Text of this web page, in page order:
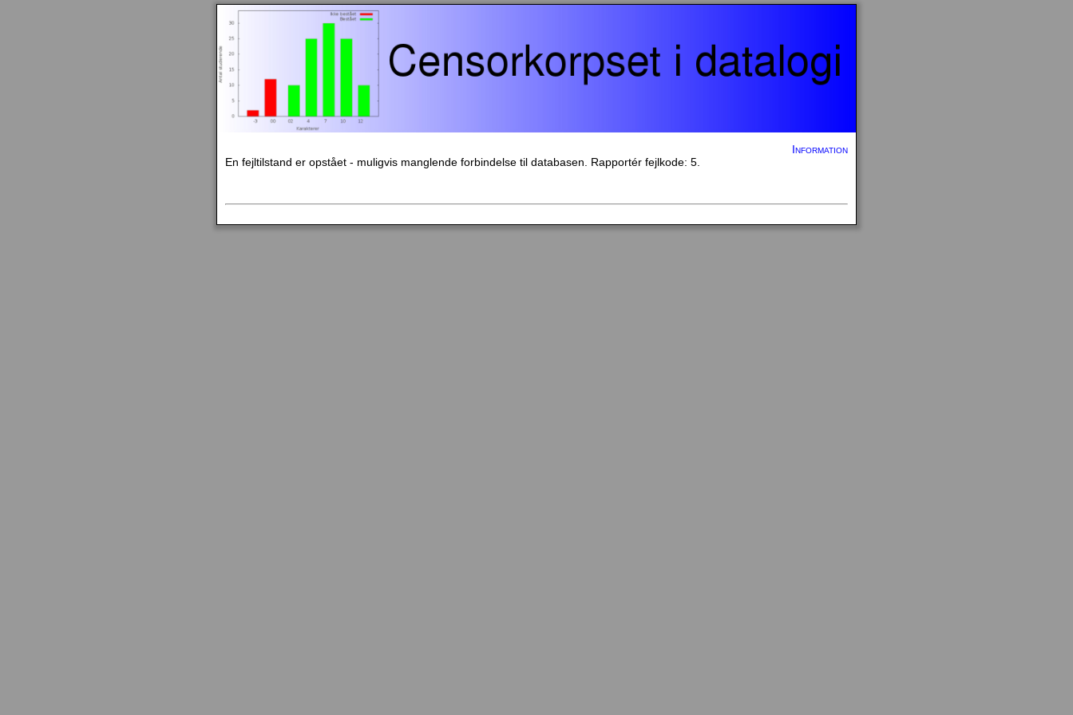
Information
En fejltilstand er opstået - muligvis manglende forbindelse til databasen. Rapportér fejlkode: 5.